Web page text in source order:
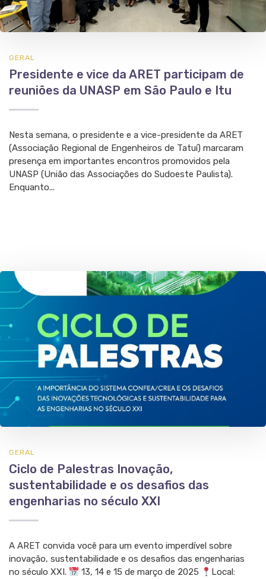
GERAL
Presidente e vice da ARET participam de
reuniões da UNASP em São Paulo e Itu
Nesta semana, o presidente e a vice-presidente da ARET
(Associação Regional de Engenheiros de Tatuí) marcaram
presença em importantes encontros promovidos pela
UNASP (União das Associações do Sudoeste Paulista).
Enquanto...
GERAL
Ciclo de Palestras Inovação,
sustentabilidade e os desafios das
engenharias no século XXI
A ARET convida você para um evento imperdível sobre
inovação, sustentabilidade e os desafios das engenharias
no século XXI.
13, 14 e 15 de março de 2025
Local: